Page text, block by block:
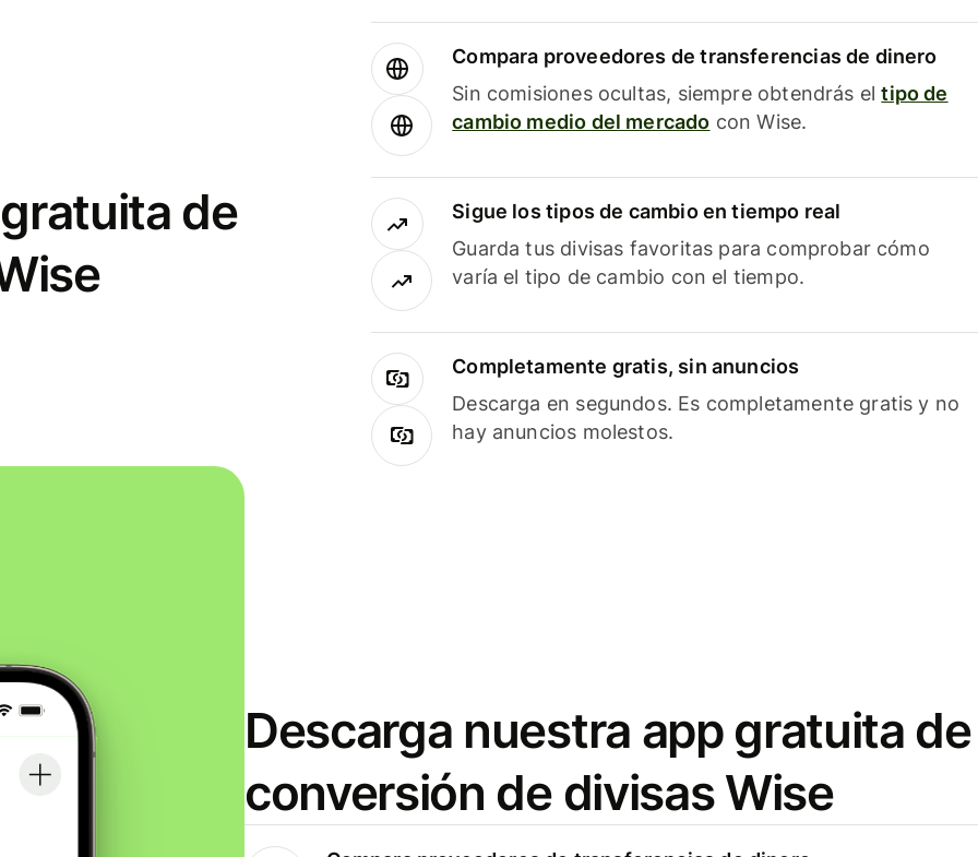
de
Compara proveedores de transferencias de dinero
Sin comisiones ocultas, siempre obtendrás eltipo de
cambio medio del mercado con Wise.
Sigue los tipos de cambio en tiempo real
Guarda tus divisas favoritas para comprobar cómo
varía el tipo de cambio con el tiempo.
Completamente gratis, sin anuncios
Descarga en segundos. Es completamente gratis y no
hay anuncios molestos.
Descarga nuestra app gratuita de
conversión de divisas Wise